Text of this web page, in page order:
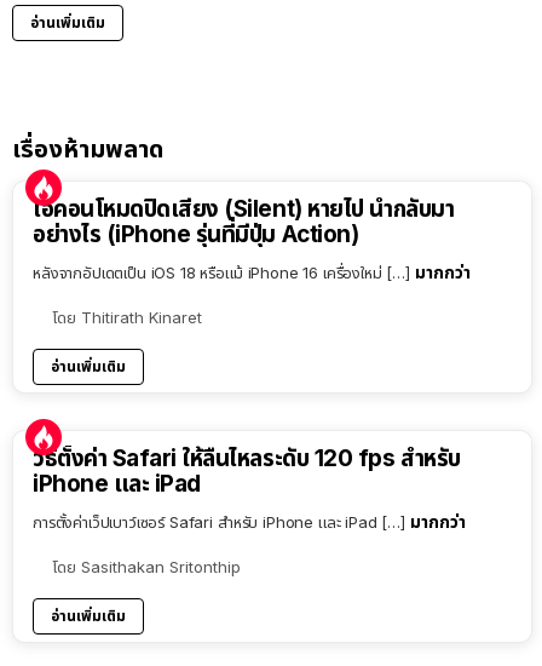
อ่านเพิ่มเติม
เรื่องห้ามพลาด
ไอคอนโหมดปิดเสียง (Silent) หายไป นำกลับมา
อย่างไร (iPhone รุ่นที่มีปุ่ม Action)
หลังจากอัปเดตเป็น iOS 18 หรือแม้ iPhone 16 เครื่องใหม่ […] มากกว่า
โดย Thitirath Kinaret
อ่านเพิ่มเติม
วิธีตั้งค่า Safari ให้ลื่นไหลระดับ 120 fps สำหรับ
iPhone และ iPad
การตั้งค่าเว็ปเบาว์เซอร์ Safari สำหรับ iPhone และ iPad […] มากกว่า
โดย Sasithakan Sritonthip
อ่านเพิ่มเติม